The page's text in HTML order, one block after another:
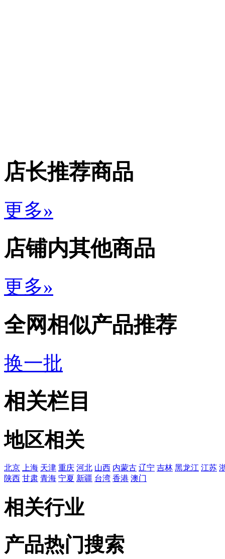
店长推荐商品
更多»
店铺内其他商品
更多»
全网相似产品推荐
换一批
相关栏目
地区相关
北京 上海 天津 重庆 河北 山西 内蒙古 辽宁 吉林 黑龙江 江苏
陕西 甘肃 青海 宁夏 新疆 台湾 香港 澳门
相关行业
产品热门搜索